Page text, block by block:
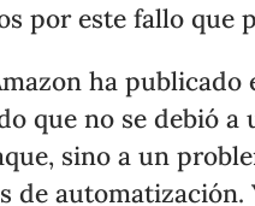
por este fallo que
ha
que no se debió
sino a un
de